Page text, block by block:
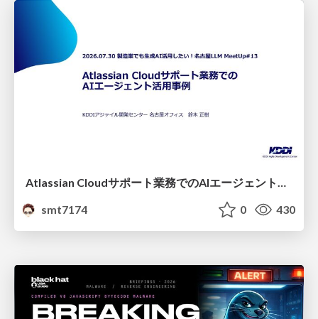
Atlassian Cloudサポート業務でのAIエージェント活用事例
smt7174
0 430